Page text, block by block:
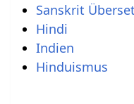
Sanskrit
Hindi
Indien
Hinduismus